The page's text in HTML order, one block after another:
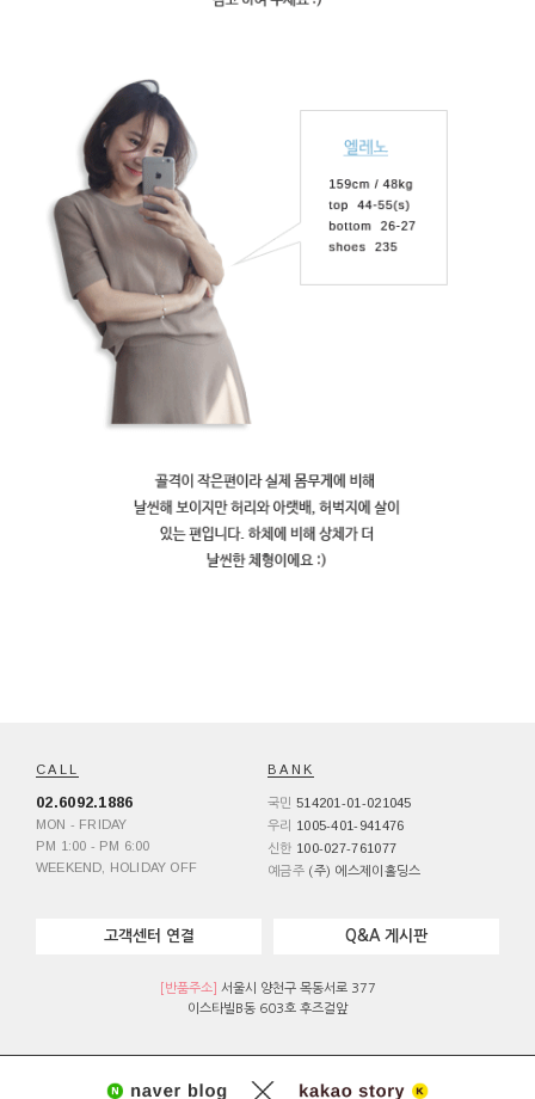
CALL
02.6092.1886
MON - FRIDAY
PM 1:00 - PM 6:00
WEEKEND, HOLIDAY OFF
BANK
국민 514201-01-021045
우리 1005-401-941476
신한 100-027-761077
예금주 (주) 에스제이홀딩스
고객센터 연결 Q&A 게시판
[반품주소]
서울시 양천구 목동서로 377
이스타빌B동 603호 후즈걸앞